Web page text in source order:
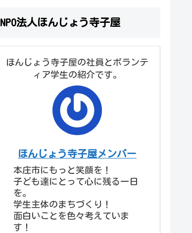
NPO法人ほんじょう寺子屋
ほんじょう寺子屋の社員とボランテ
ィア学生の紹介です。
ほんじょう寺子屋メンバー
本庄市にもっと笑顔を！
子ども達にとって心に残る一日
を。
学生主体のまちづくり！
面白いことを色々考えていま
す！